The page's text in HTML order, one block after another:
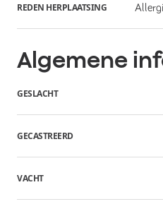
REDEN HERPLAATSING
Algemene
GESLACHT
GECASTREERD
VACHT